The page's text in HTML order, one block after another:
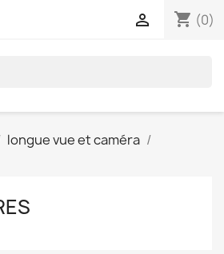
shopping_cart (0)

longue vue et caméra